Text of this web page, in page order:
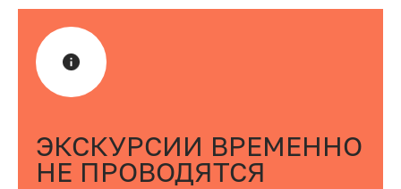
ЭКСКУРСИИ ВРЕМЕННО
НЕ ПРОВОДЯТСЯ